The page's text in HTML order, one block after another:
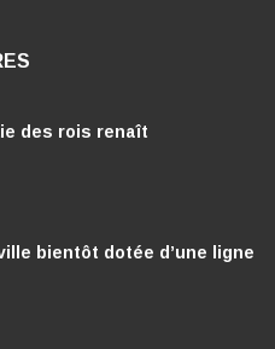
des rois renaît
bientôt dotée d’une ligne